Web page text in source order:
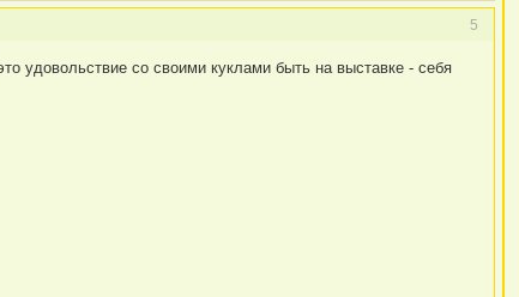
5
удовольствие со своими куклами быть на выставке - себя